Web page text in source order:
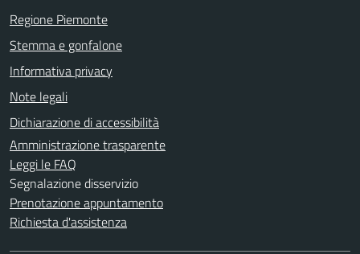
Regione Piemonte
Stemma e gonfalone
Informativa privacy
Note legali
Dichiarazione di accessibilità
Amministrazione trasparente
Leggi le FAQ
Segnalazione disservizio
Prenotazione appuntamento
Richiesta d'assistenza